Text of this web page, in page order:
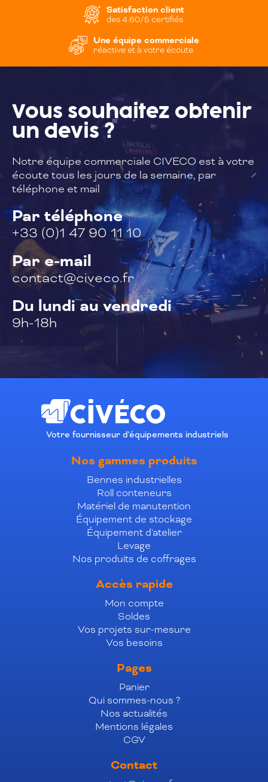
Satisfaction client
des 4.60/5 certifiés
Une équipe commerciale
réactive et à votre écoute
Vous souhaitez obtenir
un devis ?
Notre équipe commerciale CIVECO est àvotre
écoute tous les jours de la semaine, par
téléphone et mail
Par téléphone
+33 (0)1 47 90 11 10
Par e-mail
contact@civeco.fr
Du lundi au vendredi
9h-18h
Votre fournisseur d'équipements industriels
Nos gammes produits
Bennes industrielles
Roll conteneurs
Matériel de manutention
Équipement de stockage
Équipement d'atelier
Levage
Nos produits de coffrages
Accès rapide
Mon compte
Soldes
Vos projets sur-mesure
Vos besoins
Pages
Panier
Qui sommes-nous ?
Nos actualités
Mentions légales
CGV
Contact